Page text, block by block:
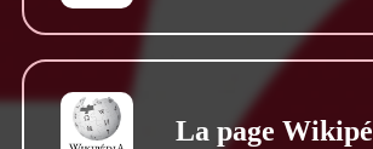
La page